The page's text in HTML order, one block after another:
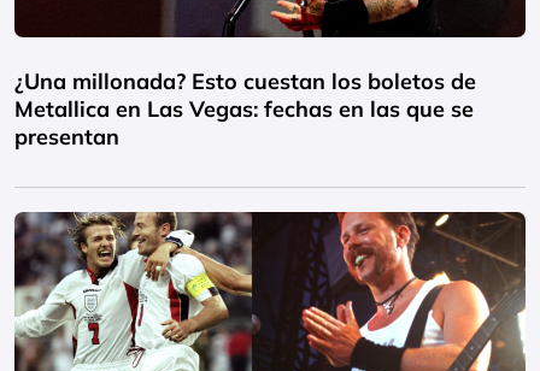
¿Una millonada? Esto cuestan los boletos de
Metallica en Las Vegas: fechas en las que se
presentan